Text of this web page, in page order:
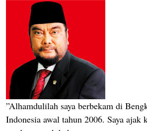
”Alhamdulilah saya berbekam di
Indonesia awal tahun 2006. Saya ajak